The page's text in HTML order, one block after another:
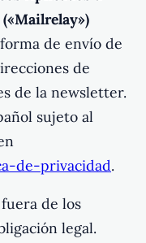
de envío de
de
de la newsletter.
sujeto al
de-privacidad.
de los
legal.